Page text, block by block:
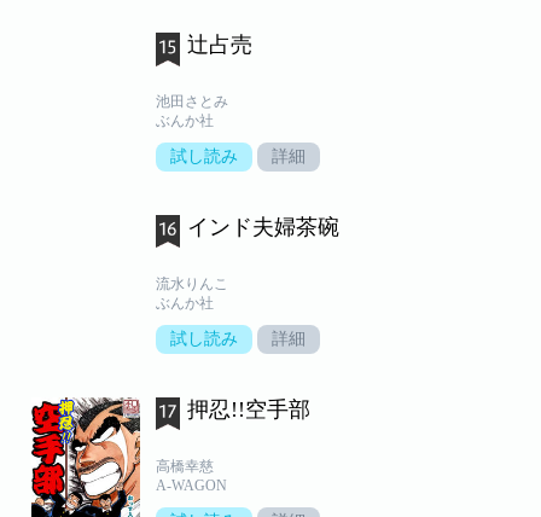
辻占売
池田さとみ
ぶんか社
試し読み 詳細
インド夫婦茶碗
流水りんこ
ぶんか社
試し読み 詳細
押忍!!空手部
高橋幸慈
A-WAGON